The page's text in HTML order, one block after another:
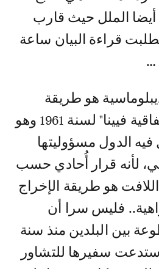
أيضا الملل حيث قارب
وتطلبت قراءة البيان ساعة
…
هو طريقة
احتجاج تضمنتها "اتفاقية فيينا" لسنة 1961 وهو
الدول مسؤوليتها
لأنه قرار أُحادي حسب
اللافت هو طريقة الإخراج
فليس سرا أن
بين البلدين منذ سنة
استدعت سفيرها للتشاور